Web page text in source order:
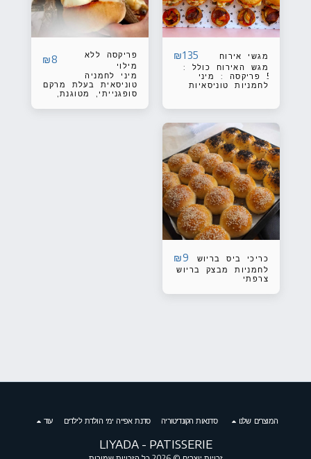
מגשי אירוח ₪135
מגש האירוח כולל :
5 פריקסה : מיני
לחמניות טוניסאיות
אווריריות ובמילוי:
טונה, תפוחי אדמה,
לימון כבוש, עריסה
ביתית, ביצה קשה,
זיתים קלמטה/צלפים.
5 מיני פיצה : בצק
ביתי, רוטב עגבניות
איטלקי בתוספת :
טונה, זיתים קלמטה,
פטריות טריות, בצל
סגול, זיתים ירוקים 5
לחמניות מבצק בריוש
צרפתי במילויים
שונים : מטבל טונה,
סלט ביצים ומלפפון,
פסטו וירקות,
גוואקמולה, ממרח
עגבניות מיובשות
ופלפלים קלויים
תוספת סלמון מעושן
פריקסה ללא
מילוי
₪8
מיני לחמניה
טוניסאית בעלת מרקם
סופגנייתי, מטוגנת,
כריכי ביס בריוש ₪9
לחמניות מבצק בריוש
צרפתי
LIYADA - PATISSERIE
המוצרים שלנו סדנאות הקונדיטוריה סדנת אפייה ימי הולדת לילדים עוד